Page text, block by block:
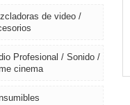
de video /
Profesional / Sonido /
cinema